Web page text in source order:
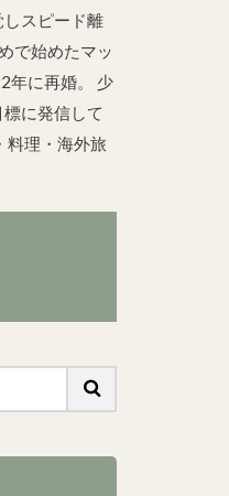
スピード離
で始めたマッ
年に再婚。 少
に発信して
料理・海外旅